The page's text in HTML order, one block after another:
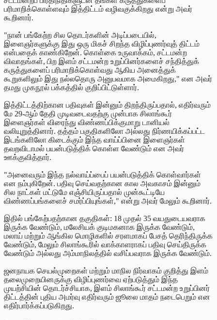
பரிமாறிக்கொள்ளவும் இத்திட்டம் வழிவகுக்கிறது என்று அவர்
கூறினார்.
"நான் பங்கேற்ற சில தொடர்களின் அடிப்படையில்,
இளைஞர்களுக்கு இது ஒரு மிகச் சிறந்த விழிப்புணர்வுத் திட்டம்
என்பதைக் காண்கிறேன். கொள்கை உருவாக்கம், சட்டமன்ற
விவாதங்கள், பிற இளம் சட்டமன்ற உறுப்பினர்களைச் சந்தித்துக்
கருத்துகளைப் பரிமாறிக்கொள்வது ஆகிய அனைத்துக்
கூறுகளிலும் இது நல்லதொரு அனுபவமாக அமைகிறது," என அவர்
தமது முகநூல் பக்கத்தில் குறிப்பிட்டுள்ளார்.
இத்திட்டத்திற்கான பதிவுகள் இன்னும் திறந்திருப்பதால், எதிர்வரும்
மே 29-ஆம் தேதி முடிவடைவதற்கு முன்பாக சிலாங்கூர்
இளைஞர்கள் விரைந்து விண்ணப்பிக்குமாறு டானியல்
வலியுறுத்தினார். தத்தம் பகுதிகளிலோ அல்லது நிர்ணயிக்கப்பட்ட
இடங்களிலோ கிடைக்கும் இந்த வாய்ப்பினை இளைஞர்கள்
தவறவிடாமல் பயன்படுத்திக் கொள்ள வேண்டும் என அவர்
ஊக்குவித்தார்.
"அனைவரும் இந்த நல்வாய்ப்பைப் பயன்படுத்திக் கொள்வார்கள்
என நம்புகிறேன். பதிவு செய்வதற்கான கால அவகாசம் இன்னும்
சில நாட்கள் மட்டுமே எஞ்சியிருப்பதால் முன்கூட்டியே
விண்ணப்பங்களைச் சமர்ப்பியுங்கள்," என்று அவர் மேலும் கூறினார்.
இதில் பங்கேற்பதற்கான தகுதிகள்: 18 முதல் 35 வயதுடையவராக
இருக்க வேண்டும், மலேசியக் குடிமகனாக இருக்க வேண்டும்,
மலாய் மற்றும் ஆங்கில மொழிகளில் சரளமாகப் பேசத் தெரிந்திருக்க
வேண்டும், மேலும் சிலாங்கூரில் வாக்காளராகப் பதிவு செய்திருக்க
வேண்டும் அல்லது அம்மாநிலத்தில் வசிப்பவராக இருக்க வேண்டும்.
ஜனநாயக செயல்முறைகள் மற்றும் மாநில நிர்வாகம் குறித்து இளம்
தலைமுறையினருக்கு விழிப்புணர்வை ஏற்படுத்தும் இந்த
முயற்சியின் தொடர்ச்சியாக, இளம் சிலாங்கூர் சட்டமன்ற உறுப்பினர்
திட்டத்தின் புதிய அமர்வு எதிர்வரும் ஜூலை மாதம் நடைபெறும் என
எதிர்பார்க்கப்படுகிறது.